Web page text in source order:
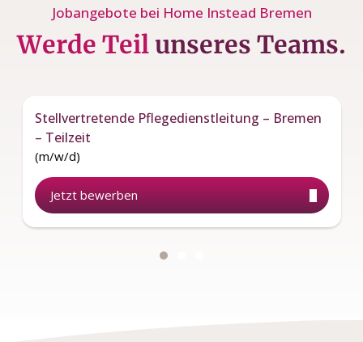
Jobangebote bei Home Instead Bremen
Werde Teil unseres Teams.
Stellvertretende Pflegedienstleitung – Bremen
– Teilzeit
(m/w/d)
Jetzt bewerben